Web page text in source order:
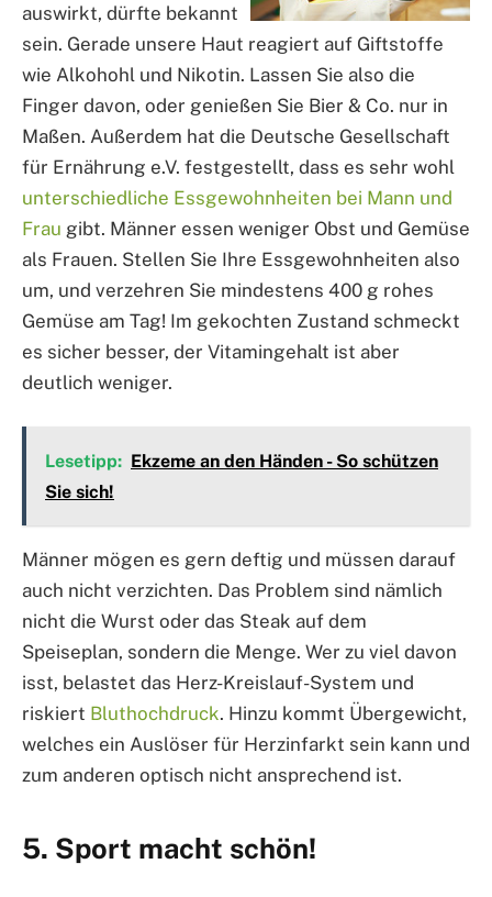
auswirkt, dürfte bekannt
sein. Gerade unsere Haut reagiert auf Giftstoffe
wie Alkohohl und Nikotin. Lassen Sie also die
Finger davon, oder genießen Sie Bier & Co. nur in
Maßen. Außerdem hat die Deutsche Gesellschaft
für Ernährung e.V. festgestellt, dass es sehr wohl
unterschiedliche Essgewohnheiten bei Mann und
Frau gibt. Männer essen weniger Obst und Gemüse
als Frauen. Stellen Sie Ihre Essgewohnheiten also
um, und verzehren Sie mindestens 400 g rohes
Gemüse am Tag! Im gekochten Zustand schmeckt
es sicher besser, der Vitamingehalt ist aber
deutlich weniger.
Lesetipp: Ekzeme an den Händen - So schützen
Sie sich!
Männer mögen es gern deftig und müssen darauf
auch nicht verzichten. Das Problem sind nämlich
nicht die Wurst oder das Steak auf dem
Speiseplan, sondern die Menge. Wer zu viel davon
isst, belastet das Herz-Kreislauf-System und
riskiert Bluthochdruck. Hinzu kommt Übergewicht,
welches ein Auslöser für Herzinfarkt sein kann und
zum anderen optisch nicht ansprechend ist.
5. Sport macht schön!